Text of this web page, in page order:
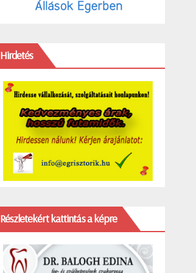
Hirdetés
Részletekért kattintás a képre